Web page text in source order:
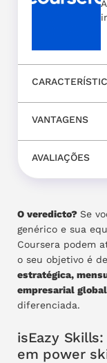
VANTAGENS
AVALIAÇÕES
O veredicto? Se
genérico e sua
Coursera podem
o seu objetivo é
estratégica,
empresarial global
diferenciada.
isEazy
em power